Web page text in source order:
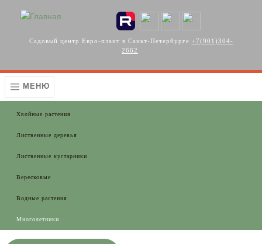
Садовый центр Евро-плант в Санкт-Петербурге +7(901)304-
2662
МЕНЮ
Хвойные растения
Лиственные деревья
Лиственные кустарники
Вересковые
Водные растения
Многолетники